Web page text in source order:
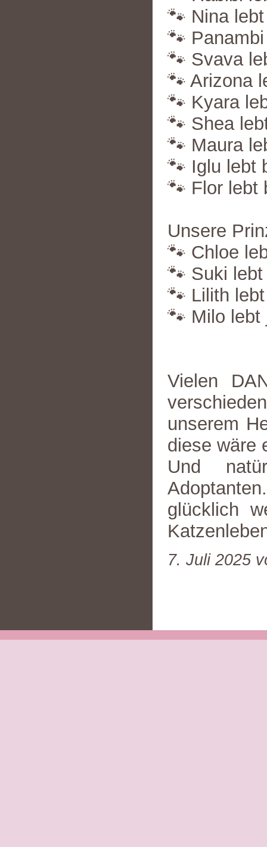
🐾 Nina
🐾
🐾 Svava
🐾 Arizona
🐾 Kyara
🐾 Shea
🐾 Maura
🐾 Iglu lebt
🐾 Flor lebt
Unsere
🐾 Chloe
🐾 Suki
🐾 Lilith
🐾 Milo lebt
Vielen
unserem
diese wäre
Und
glücklich
7. Juli 2025